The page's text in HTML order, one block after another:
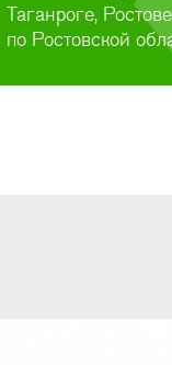
Таганроге,
по Ростовской